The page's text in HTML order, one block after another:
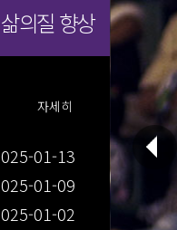
의질 향상
01-13
01-09
01-02
자세히